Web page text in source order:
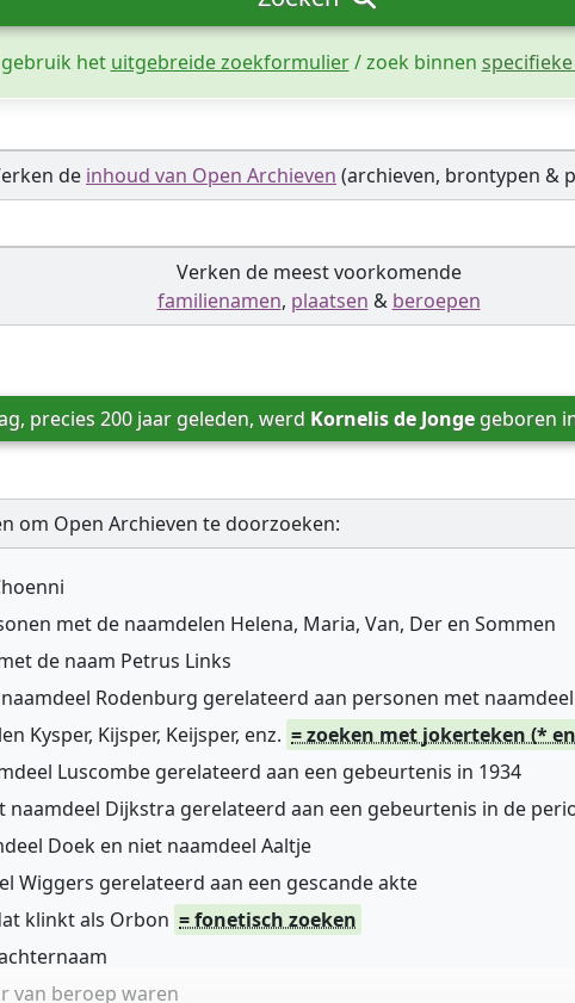
het uitgebreide zoekformulier/ zoek binnen
de inhoud van Open Archieven (archieven, brontypen &
Verken de meest voorkomende
familienamen, plaatsen & beroepen
precies 200 jaar geleden, werd Kornelis de Jonge geboren
om Open Archieven te doorzoeken:
met de naamdelen Helena, Maria, Van, Der en Sommen
de naam Petrus Links
Rodenburg gerelateerd aan personen met
Kysper, Kijsper, Keijsper, enz. = zoeken met jokerteken (*
Luscombe gerelateerd aan een gebeurtenis in 1934
naamdeel Dijkstra gerelateerd aan een gebeurtenis in de
Doek en niet naamdeel Aaltje
Wiggers gerelateerd aan een gescande akte
klinkt als Orbon = fonetisch zoeken
van beroep waren